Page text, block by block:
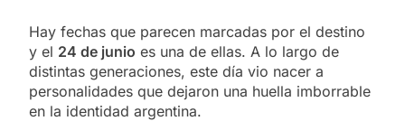
Hay fechas que parecen marcadas por el destino
y el 24 de junio es una de ellas. A lo largo de
distintas generaciones, este día vio nacer a
personalidades que dejaron una huella imborrable
en la identidad argentina.